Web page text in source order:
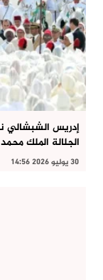
إدريس الشبشالي
الجلالة الملك
30 يوليو 2026 14:56